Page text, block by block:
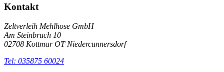
Kontakt
Zeltverleih Mehlhose GmbH
Am Steinbruch 10
02708 Kottmar OT Niedercunnersdorf
Tel: 035875 60024